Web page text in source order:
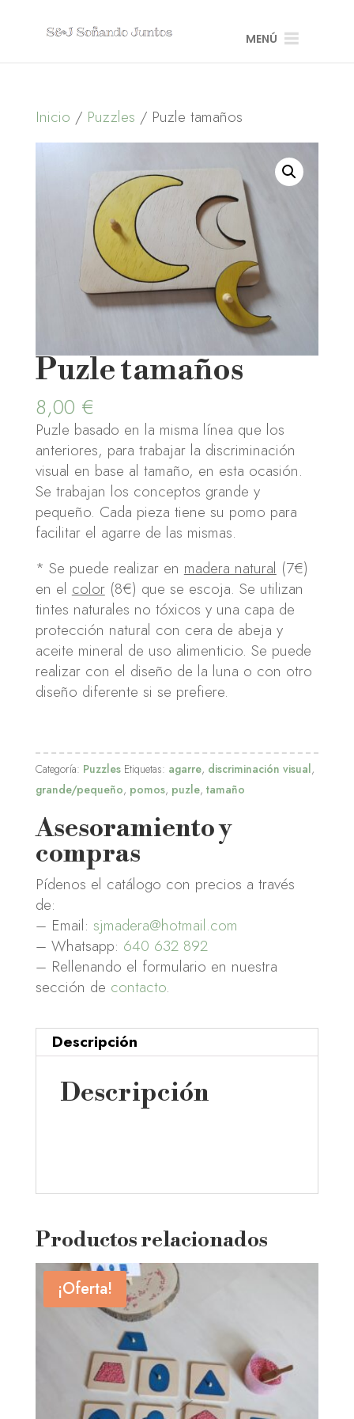
MENÚ
Inicio / Puzzles / Puzle tamaños
Puzle tamaños
8,00 €
Puzle basado en la misma línea que los
anteriores, para trabajar la discriminación
visual en base al tamaño, en esta ocasión.
Se trabajan los conceptos grande y
pequeño. Cada pieza tiene su pomo para
facilitar el agarre de las mismas.
* Se puede realizar en madera natural (7€)
en el color(8€) que se escoja. Se utilizan
tintes naturales no tóxicos y una capa de
protección natural con cera de abeja y
aceite mineral de uso alimenticio. Se puede
realizar con el diseño de la luna o con otro
diseño diferente si se prefiere.
Categoría: Puzzles Etiquetas: agarre, discriminación visual,
grande/pequeño, pomos, puzle, tamaño
Asesoramiento y
compras
Pídenos el catálogo con precios a través
de:
– Email: sjmadera@hotmail.com
– Whatsapp: 640 632 892
– Rellenando el formulario en nuestra
sección de contacto.
Descripción
Descripción
Productos relacionados
¡Oferta!